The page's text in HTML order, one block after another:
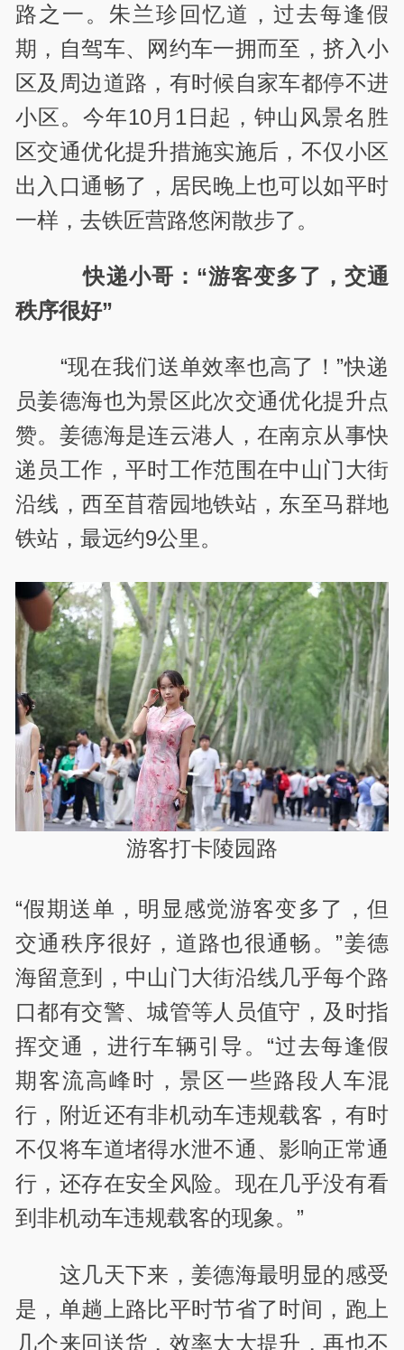
路之一。朱兰珍回忆道，过去每逢假
期，自驾车、网约车一拥而至，挤入小
区及周边道路，有时候自家车都停不进
小区。今年10月1日起，钟山风景名胜
区交通优化提升措施实施后，不仅小区
出入口通畅了，居民晚上也可以如平时
一样，去铁匠营路悠闲散步了。
快递小哥：“游客变多了，交通
秩序很好”
“现在我们送单效率也高了！”快递
员姜德海也为景区此次交通优化提升点
赞。姜德海是连云港人，在南京从事快
递员工作，平时工作范围在中山门大街
沿线，西至苜蓿园地铁站，东至马群地
铁站，最远约9公里。
游客打卡陵园路
“假期送单，明显感觉游客变多了，但
交通秩序很好，道路也很通畅。”姜德
海留意到，中山门大街沿线几乎每个路
口都有交警、城管等人员值守，及时指
挥交通，进行车辆引导。“过去每逢假
期客流高峰时，景区一些路段人车混
行，附近还有非机动车违规载客，有时
不仅将车道堵得水泄不通、影响正常通
行，还存在安全风险。现在几乎没有看
到非机动车违规载客的现象。”
这几天下来，姜德海最明显的感受
是，单趟上路比平时节省了时间，跑上
几个来回送货，效率大大提升，再也不